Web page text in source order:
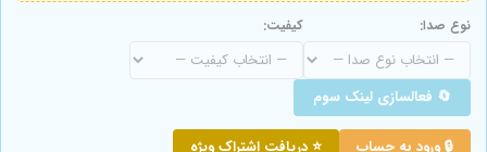
نوع صدا: کیفیت:
🔄 فعالسازی لینک سوم
🔒 ورود به حساب ⭐ دریافت اشتراک ویژه